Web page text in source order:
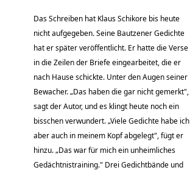
Das Schreiben hat Klaus Schikore bis heute
nicht aufgegeben. Seine Bautzener Gedichte
hat er später veröffentlicht. Er hatte die Verse
in die Zeilen der Briefe eingearbeitet, die er
nach Hause schickte. Unter den Augen seiner
Bewacher. „Das haben die gar nicht gemerkt",
sagt der Autor, und es klingt heute noch ein
bisschen verwundert. „Viele Gedichte habe ich
aber auch in meinem Kopf abgelegt", fügt er
hinzu. „Das war für mich ein unheimliches
Gedächtnistraining." Drei Gedichtbände und